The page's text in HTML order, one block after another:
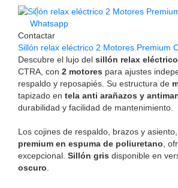
Whatsapp
Contactar
Sillón relax eléctrico 2 Motores Premium
Descubre el lujo del sillón relax
CTRA, con 2 motores para ajustes
respaldo y reposapiés. Su estructura de
tapizado en tela anti arañazos y
durabilidad y facilidad de mantenimiento.
Los cojines de respaldo, brazos y
premium en espuma de poliuretano,
excepcional. Sillón gris disponible en
oscuro.